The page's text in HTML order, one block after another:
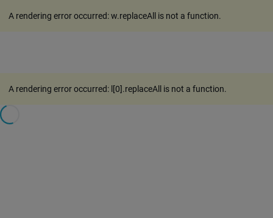
A rendering error occurred:w.replaceAll is not a function.
A rendering error occurred: l[0].replaceAll is not a function.